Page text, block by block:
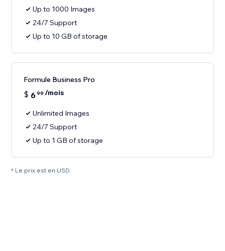
Up to 1000 Images
24/7 Support
Up to 10 GB of storage
Formule Business Pro
$ 699 /mois
Unlimited Images
24/7 Support
Up to 1 GB of storage
* Le prix est en USD.